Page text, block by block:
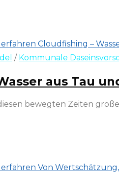
/ Kommunale
aus Tau
bewegten Zeiten